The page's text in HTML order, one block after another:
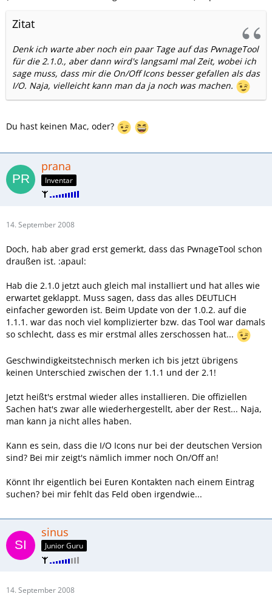
Zitat
Denk ich warte aber noch ein paar Tage auf das PwnageTool
für die 2.1.0., aber dann wird's langsaml mal Zeit, wobei ich
sage muss, dass mir die On/Off Icons besser gefallen als das
I/O. Naja, vielleicht kann man da ja noch was machen.
Du hast keinen Mac, oder?
prana
Inventar
14. September 2008
Doch, hab aber grad erst gemerkt, dass das PwnageTool schon
draußen ist. :apaul:
Hab die 2.1.0 jetzt auch gleich mal installiert und hat alles wie
erwartet geklappt. Muss sagen, dass das alles DEUTLICH
einfacher geworden ist. Beim Update von der 1.0.2. auf die
1.1.1. war das noch viel komplizierter bzw. das Tool war damals
so schlecht, dass es mir erstmal alles zerschossen hat...
Geschwindigkeitstechnisch merken ich bis jetzt übrigens
keinen Unterschied zwischen der 1.1.1 und der 2.1!
Jetzt heißt's erstmal wieder alles installieren. Die offiziellen
Sachen hat's zwar alle wiederhergestellt, aber der Rest... Naja,
man kann ja nicht alles haben.
Kann es sein, dass die I/O Icons nur bei der deutschen Version
sind? Bei mir zeigt's nämlich immer noch On/Off an!
Könnt Ihr eigentlich bei Euren Kontakten nach einem Eintrag
suchen? bei mir fehlt das Feld oben irgendwie...
sinus
Junior Guru
14. September 2008